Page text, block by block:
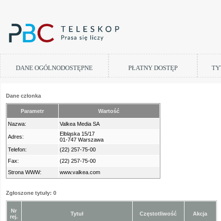
DANE OGÓLNODOSTĘPNE PŁATNY DOSTĘP
Dane członka
Parametr Wartość
Nazwa: Valkea Media SA
Adres:
Elbląska 15/17
01-747 Warszawa
Telefon:
(22) 257-75-00
Fax:
(22) 257-75-00
Strona WWW:
www.valkea.com
Zgłoszone tytuły: 0
Nr
rej.
Tytuł Częstotliwość Akcja